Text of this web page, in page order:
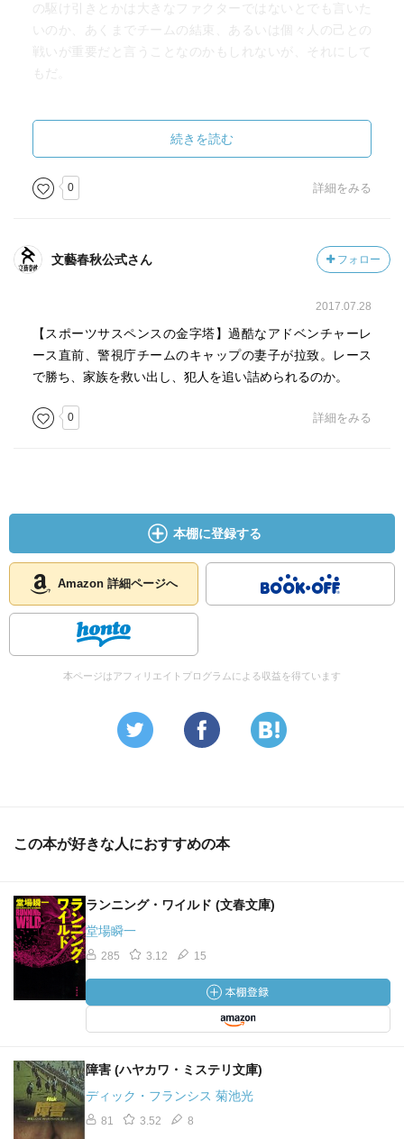
の駆け引きとかは大きなファクターではないとでも言いた
いのか、あくまでチームの結束、あるいは個々人の己との
戦いが重要だと言うことなのかもしれないが、それにして
もだ。
が、登場人物のモノローグで、事前の予習で学んだからと
かいいながら、状況説明やら土地、風土等の解説を語らせ
る素人小説っぽい手法も本作ではやたら目についた。 一
般に馴染みのないスポーツだから止む無しなのかもしれな
ームメイト安奈、犯人の三者に限らず、もうひつつふたつ
語り部を増やしてもよさそうなものを。
会話」とか「手抜き回想」という稚拙な手法が頭によぎっ
た。
続きを読む
0 詳細をみる
文藝春秋公式さん フォロー
2017.07.28
【スポーツサスペンスの金字塔】過酷なアドベンチャーレ
ース直前、警視庁チームのキャップの妻子が拉致。レース
で勝ち、家族を救い出し、犯人を追い詰められるのか。
0 詳細をみる
本棚に登録する
Amazon 詳細ページへ
本ページはアフィリエイトプログラムによる収益を得ています
この本が好きな人におすすめの本
ランニング・ワイルド (文春文庫)
堂場瞬一
285 3.12 15
障害 (ハヤカワ・ミステリ文庫)
ディック・フランシス 菊池光
81 3.52 8